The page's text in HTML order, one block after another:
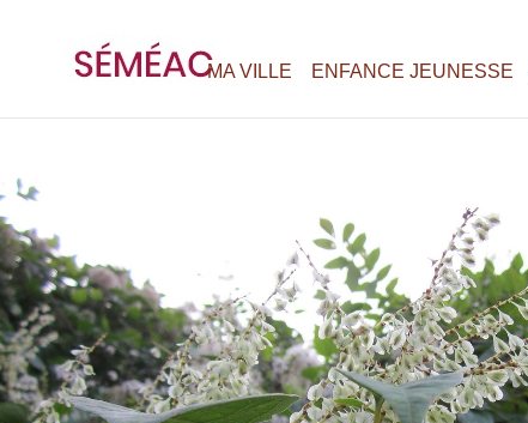
MA VILLE ENFANCE JEUNESSE